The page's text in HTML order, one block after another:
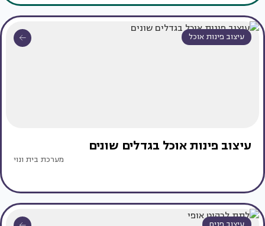
עיצוב פינות אוכל
עיצוב פינות אוכל בגדלים שונים
מערכת בית ונוי